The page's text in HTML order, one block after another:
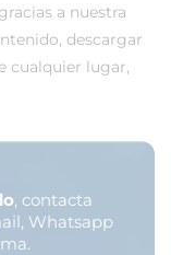
a nuestra
descargar
cualquier lugar,
, contacta
Whatsapp